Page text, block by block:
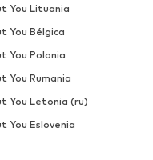
You Lituania
You Bélgica
You Polonia
You Rumania
You Letonia (ru)
You Eslovenia